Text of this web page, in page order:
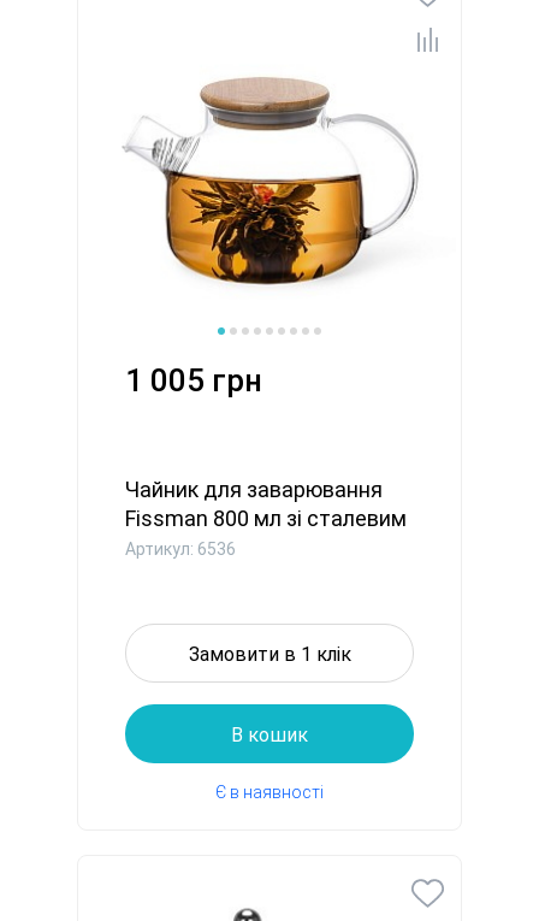
1 005 грн
Чайник для заварювання
Fissman 800 мл зі сталевим
...
Артикул: 6536
Замовити в 1 клік
В кошик
Є в наявності